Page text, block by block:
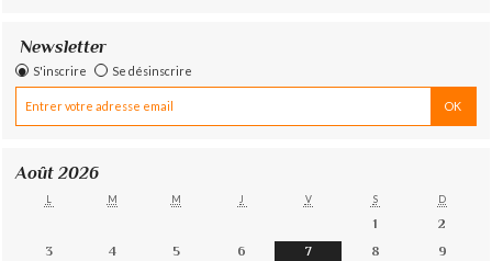
Newsletter
S'inscrire Se désinscrire
Août 2026
L M M J V S D
1
2
3
4 5 6 7 8
9